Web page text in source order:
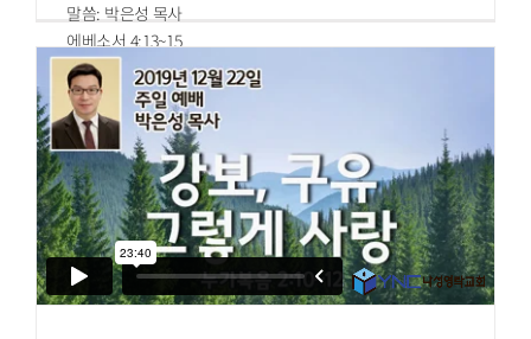
말씀: 박은성 목사
에베소서 4:13~15
13.우리가 다 하나님의 아들을 믿는 것과 아는 일에 하나가 되
어 온전한 사람을 이루어 그리스도의 장성한 분량이 충만한
데까지 이르리니
14.이는 우리가 이제부터 어린 아이가 되지 아니하여 사람의
속임수와 간사한 유혹에 빠져 온갖 교훈의 풍조에 밀려 요동
하지 않게 하려 함이라
15.오직 사랑 안에서 참된 것을 하여 범사에 그에게까지 자랄
지라 그는 머리니 곧 그리스도라